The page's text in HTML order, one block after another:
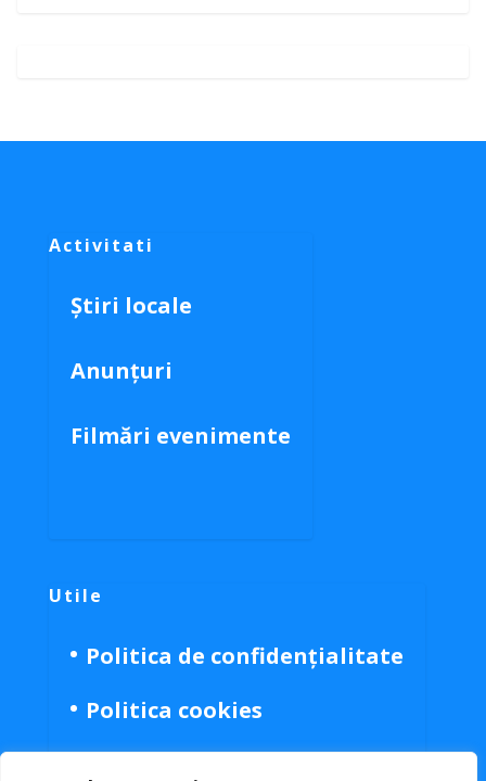
Activitati
Știri locale
Anunțuri
Filmări evenimente
Utile
Politica de confidențialitate
Politica cookies